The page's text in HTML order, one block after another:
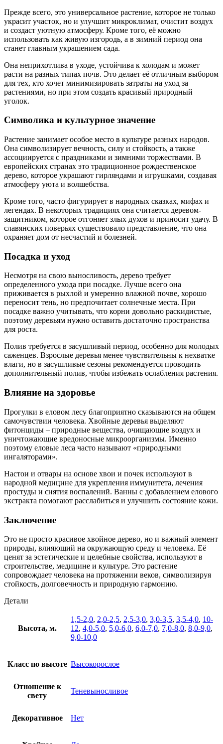
Прежде всего, это универсальное растение, которое не только
украсит участок, но и улучшит микроклимат, очистит воздух
и создаст уютную атмосферу. Кроме того, её можно
использовать как живую изгородь, а в зимний период она
станет главным украшением сада.
Она неприхотлива в уходе, устойчива к холодам и может
расти на разных типах почв. Это делает её отличным выбором
для тех, кто хочет минимизировать затраты на уход за
растениями, но при этом создать красивый природный
уголок.
Символика и культурное значение
Растение занимает особое место в культуре разных народов.
Она символизирует вечность, силу и стойкость, а также
ассоциируется с праздниками и зимними торжествами. В
европейских странах это традиционное рождественское
дерево, которое украшают гирляндами и игрушками, создавая
атмосферу уюта и волшебства.
Кроме того, часто фигурирует в народных сказках, мифах и
легендах. В некоторых традициях она считается деревом-
защитником, которое отгоняет злых духов и приносит удачу. В
славянских поверьях существовало представление, что она
охраняет дом от несчастий и болезней.
Посадка и уход
Несмотря на свою выносливость, дерево требует
определенного ухода при посадке. Лучше всего она
приживается в рыхлой и умеренно влажной почве, хорошо
переносит тень, но предпочитает солнечные места. При
посадке важно учитывать, что корни довольно раскидистые,
поэтому деревьям нужно оставить достаточно пространства
для роста.
Полив требуется в засушливый период, особенно для молодых
саженцев. Взрослые деревья менее чувствительны к нехватке
влаги, но в засушливые сезоны рекомендуется проводить
дополнительный полив, чтобы избежать ослабления растения.
Влияние на здоровье
Прогулки в еловом лесу благоприятно сказываются на общем
самочувствии человека. Хвойные деревья выделяют
фитонциды – природные вещества, очищающие воздух и
уничтожающие вредоносные микроорганизмы. Именно
поэтому еловые леса часто называют «природными
ингаляторами».
Настои и отвары на основе хвои и почек используют в
народной медицине для укрепления иммунитета, лечения
простуды и снятия воспалений. Ванны с добавлением елового
экстракта помогают расслабиться и улучшить состояние кожи.
Заключение
Это не просто красивое хвойное дерево, но и важный элемент
природы, влияющий на окружающую среду и человека. Её
ценят за эстетические и целебные свойства, используют в
строительстве, медицине и культуре. Это растение
сопровождает человека на протяжении веков, символизируя
стойкость, долговечность и природную гармонию.
Детали
Высота, м.
1,5-2,0, 2,0-2,5, 2,5-3,0, 3,0-3,5, 3,5-4,0, 10-
12, 4,0-5,0, 5,0-6,0, 6,0-7,0, 7,0-8,0, 8,0-9,0,
9,0-10,0
Класс по высоте Высокорослое
Отношение к
свету
Теневыносливое
Декоративное Нет